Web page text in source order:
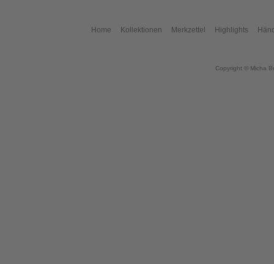
Home Kollektionen Merkzettel Highlights
Copyright © Micha